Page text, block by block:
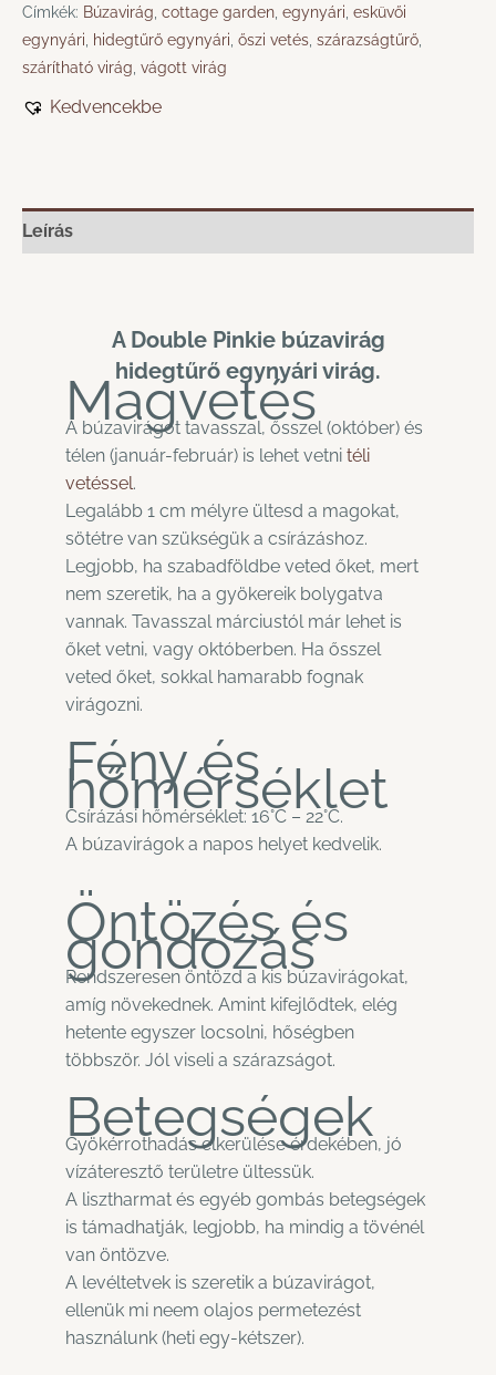
Címkék: Búzavirág cottage garden egynyári esküvői
egynyári hidegtűrő egynyári őszi vetés szárazságtűrő
szárítható virág vágott virág
Kedvencekbe
Leírás
A Double Pinkie búzavirág
hidegtűrő egynyári virág.
Magvetés
A búzavirágot tavasszal, ősszel (október) és
télen (január-február) is lehet vetni téli
vetéssel.
Legalább 1 cm mélyre ültesd a magokat,
sötétre van szükségük a csírázáshoz.
Legjobb, ha szabadföldbe veted őket, mert
nem szeretik, ha a gyökereik bolygatva
vannak. Tavasszal márciustól már lehet is
őket vetni, vagy októberben. Ha ősszel
veted őket, sokkal hamarabb fognak
virágozni.
Fény és
hőmérséklet
Csírázási hőmérséklet: 16°C – 22°C.
A búzavirágok a napos helyet kedvelik.
Öntözés és
gondozás
Rendszeresen öntözd a kis búzavirágokat,
amíg növekednek. Amint kifejlődtek, elég
hetente egyszer locsolni, hőségben
többször. Jól viseli a szárazságot.
Betegségek
Gyökérrothadás elkerülése érdekében, jó
vízáteresztő területre ültessük.
A lisztharmat és egyéb gombás betegségek
is támadhatják, legjobb, ha mindig a tövénél
van öntözve.
A levéltetvek is szeretik a búzavirágot,
ellenük mi neem olajos permetezést
használunk (heti egy-kétszer).